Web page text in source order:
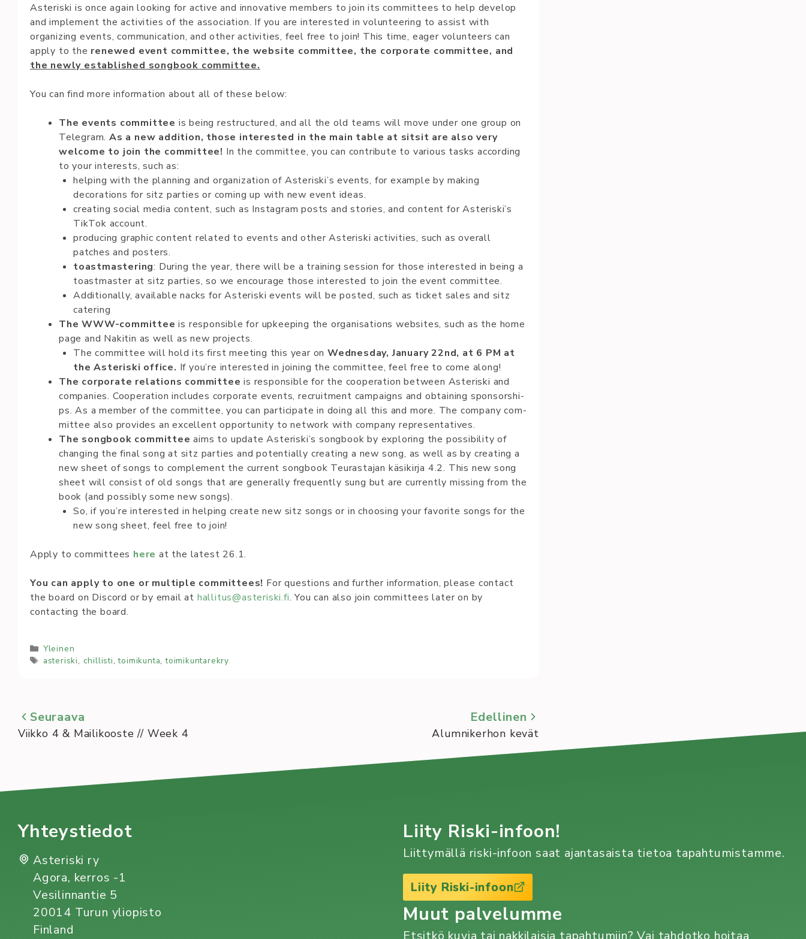
Asteriski is once again looking for active and innovative members to join its committees to help develop
and implement the activities of the association. If you are interested in volunteering to assist with
organizing events, communication, and other activities, feel free to join! This time, eager volunteers can
apply to the renewed event committee, the website committee, the corporate committee, and
the newly established songbook committee.
You can find more information about all of these below:
The events committee is being restructured, and all the old teams will move under one group on
Telegram.As a new addition, those interested in the main table at sitsit are also very
welcome to join the committee! In the committee, you can contribute to various tasks according
to your interests, such as:
helping with the planning and organization of Asteriski’s events, for example by making
decorations for sitz parties or coming up with new event ideas.
creating social media content, such as Instagram posts and stories, and content for Asteriski’s
TikTok account.
producing graphic content related to events and other Asteriski activities, such as overall
patches and posters.
toastmastering: During the year, there will be a training session for those interested in being a
toastmaster at sitz parties, so we encourage those interested to join the event committee.
Additionally, available nacks for Asteriski events will be posted, such as ticket sales and sitz
catering
The WWW-com­mit­te­e is res­pon­si­b­le­ for up­kee­pi­ng the or­ga­ni­­sa­tion­s web­si­te­s, such as the ho­me
pa­ge and Na­ki­ti­n as well as new projects.
The committee will hold its first meeting this year on Wednesday, January 22nd, at 6 PM at
the Asteriski office. If you’re interested in joining the committee, feel free to come along!
The corporate relations­ com­mit­te­e is res­pon­si­b­le­ for the coo­pe­ra­­tio­n bet­ween As­te­ri­s­ki­ and
com­pa­ni­es. Coo­pe­ra­­tio­n inc­lu­de­s cor­po­ra­­te­ events, rec­ruit­me­nt cam­paigns and ob­tai­ni­ng spon­sors­hi­
ps. As a mem­ber of the com­mit­te­e, you can par­ti­ci­­pa­te­ in doing all this and mo­re. The com­pa­ny­ com­
mit­te­e al­so pro­vi­de­s an ex­cel­le­nt op­por­tu­­ni­ty­ to net­work with com­pa­ny­ rep­re­se­n­ta­ti­ves.
The songbook committee aims to update Asteriski’s songbook by exploring the possibility of
changing the final song at sitz parties and potentially creating a new song, as well as by creating a
new sheet of songs to complement the current songbook Teurastajan käsikirja 4.2. This new song
sheet will consist of old songs that are generally frequently sung but are currently missing from the
book (and possibly some new songs).
So, if you’re interested in helping create new sitz songs or in choosing your favorite songs for the
new song sheet, feel free to join!
Apply to committees here at the latest 26.1.
You can app­ly to one or mul­tip­le­ com­mit­tees! For ques­tions and furt­her in­for­ma­­tio­n, plea­se con­tact
the board on Dis­cord or by email at hal­li­tu­s@as­te­ris­ki.fi­. You can also join committees later on by
contacting the board.
Kategoriat
Yleinen
Avainsanat
asteriski, chillisti,toimikunta,toimikuntarekry
Seuraava
Viikko 4 & Mailikooste // Week 4
Edellinen
Alumnikerhon kevät
Yhteystiedot
Asteriski ry
Agora, kerros -1
Vesilinnantie 5
20014 Turun yliopisto
Finland
Liity Riski-infoon!
Liittymällä riski-infoon saat ajantasaista tietoa tapahtumistamme.
Liity Riski-infoon
Muut palvelumme
Etsitkö kuvia tai nakkilaisia tapahtumiin? Vai tahdotko hoitaa